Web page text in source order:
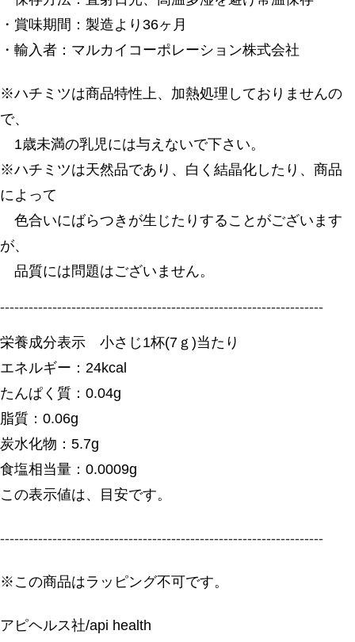
・賞味期間：製造より36ヶ月
・輸入者：マルカイコーポレーション株式会社
※ハチミツは商品特性上、加熱処理しておりませんの
で、
1歳未満の乳児には与えないで下さい。
※ハチミツは天然品であり、白く結晶化したり、商品
によって
色合いにばらつきが生じたりすることがございます
が、
品質には問題はございません。
--------------------------------------------------------------------
栄養成分表示 小さじ1杯(7ｇ)当たり
エネルギー：24kcal
たんぱく質：0.04g
脂質：0.06g
炭水化物：5.7g
食塩相当量：0.0009g
この表示値は、目安です。
--------------------------------------------------------------------
※この商品はラッピング不可です。
アピヘルス社/api health